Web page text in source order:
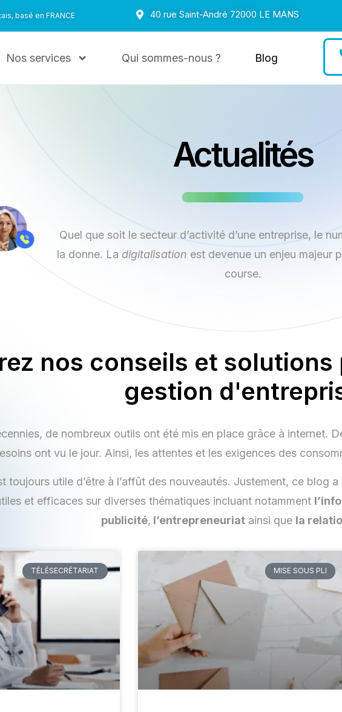
basé en FRANCE 40 rue Saint-André 72000 LE MANS
Nos services Qui sommes-nous ? Blog
Actualités
Quel que soit le secteur d’activité d’une entreprise, le
la donne. La digitalisation est devenue un enjeu majeur
course.
nos conseils et
gestion
de nombreux outils ont été mis en place grâce à internet.
ont vu le jour. Ainsi, les attentes et les exigences des
toujours utile d’être à l’affût des nouveautés. Justement, ce blog
et efficaces sur diverses thématiques incluant notamment
publicité, l’entrepreneuriatainsi que la
TÉLÉSECRÉTARIAT MISE SOUS PLI